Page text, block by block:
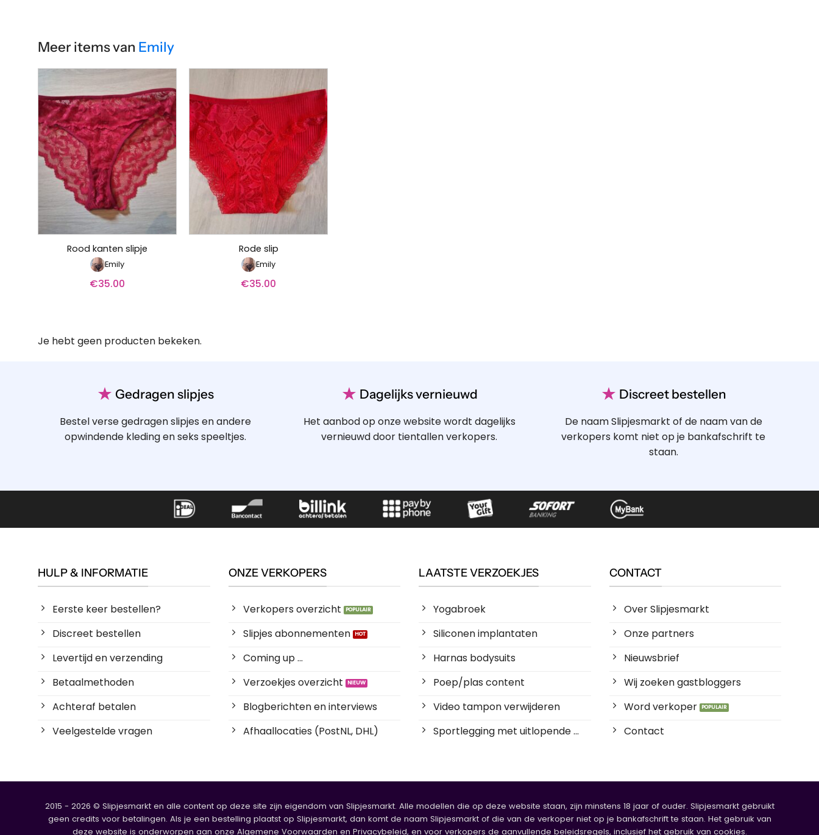
Meer items van Emily
Rood kanten slipje
Emily
€35.00
Rode slip
Emily
€35.00
Je hebt geen producten bekeken.
★ Gedragen slipjes
Bestel verse gedragen slipjes en andere
opwindende kleding en seks speeltjes.
★ Dagelijks vernieuwd
Het aanbod op onze website wordt dagelijks
vernieuwd door tientallen verkopers.
★ Discreet bestellen
De naam Slipjesmarkt of de naam van de
verkopers komt niet op je bankafschrift te
staan.
HULP & INFORMATIE
Eerste keer bestellen?
Discreet bestellen
Levertijd en verzending
Betaalmethoden
Achteraf betalen
Veelgestelde vragen
ONZE VERKOPERS
Verkopers overzicht
Slipjes abonnementen
Coming up ...
Verzoekjes overzicht
Blogberichten en interviews
Afhaallocaties (PostNL, DHL)
LAATSTE VERZOEKJES
Yogabroek
Siliconen implantaten
Harnas bodysuits
Poep/plas content
Video tampon verwijderen
Sportlegging met uitlopende ...
CONTACT
Over Slipjesmarkt
Onze partners
Nieuwsbrief
Wij zoeken gastbloggers
Word verkoper
Contact
2015 - 2026 © Slipjesmarkt en alle content op deze site zijn eigendom van Slipjesmarkt. Alle modellen die op deze website staan, zijn minstens 18 jaar of ouder. Slipjesmarkt gebruikt
geen credits voor betalingen. Als je een bestelling plaatst op Slipjesmarkt, dan komt de naam Slipjesmarkt of die van de verkoper niet op je bankafschrift te staan. Het gebruik van
deze website is onderworpen aan onze Algemene Voorwaarden en Privacybeleid, en voor verkopers de aanvullende beleidsregels, inclusief het gebruik van cookies.